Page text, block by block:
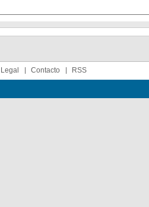
Contacto RSS